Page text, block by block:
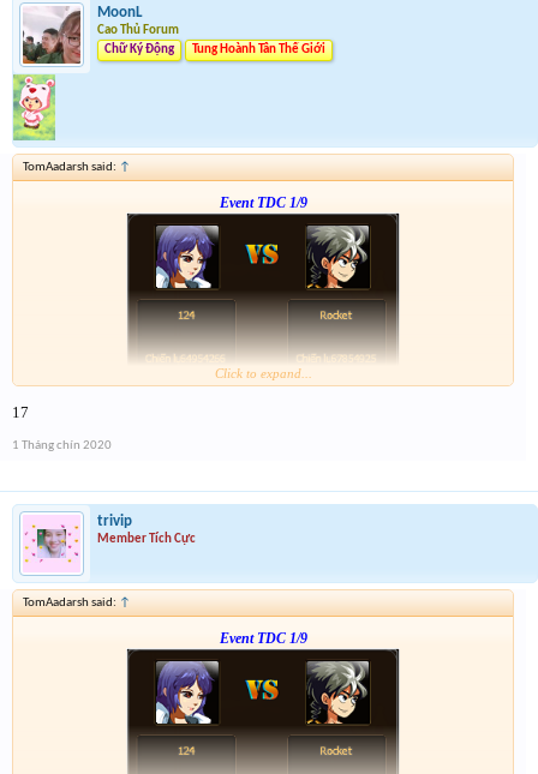
MoonL
Cao Thủ Forum
Chữ Ký Động
Tung Hoành Tân Thế Giới
TomAadarsh said: ↑
Event TDC 1/9
Click to expand...
17
1 Tháng chín 2020
trivip
Member Tích Cực
TomAadarsh said: ↑
Event TDC 1/9